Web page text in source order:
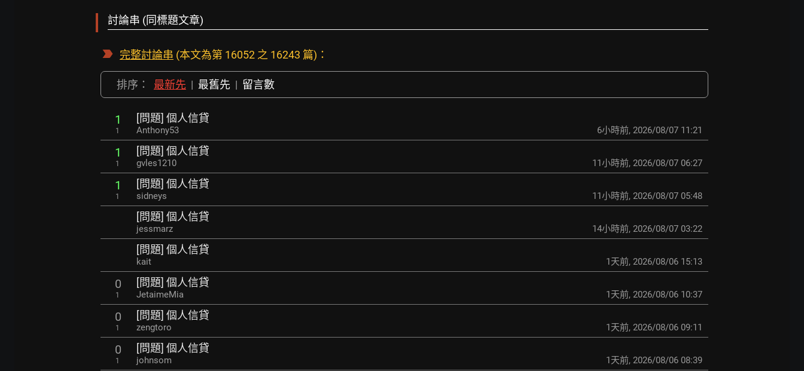
討論串 (同標題文章)
完整討論串 (本文為第 16052 之 16243 篇)：
排序： 最新先 | 最舊先 | 留言數
1
1
[問題] 個人信貸
Anthony53 6小時前, 2026/08/07 11:21
1
1
[問題] 個人信貸
gvles1210 11小時前, 2026/08/07 06:27
1
1
[問題] 個人信貸
sidneys 11小時前, 2026/08/07 05:48
[問題] 個人信貸
jessmarz 14小時前, 2026/08/07 03:22
[問題] 個人信貸
kait 1天前, 2026/08/06 15:13
0
1
[問題] 個人信貸
JetaimeMia 1天前, 2026/08/06 10:37
0
1
[問題] 個人信貸
zengtoro 1天前, 2026/08/06 09:11
0
1
[問題] 個人信貸
johnsom 1天前, 2026/08/06 08:39